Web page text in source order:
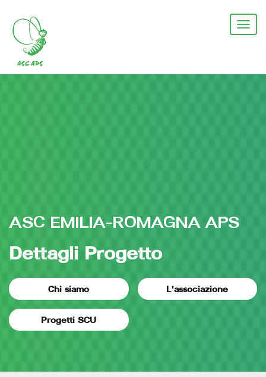
contenuto
principale
ASC EMILIA-ROMAGNA APS
Dettagli Progetto
Chi siamo L'associazione
Progetti SCU